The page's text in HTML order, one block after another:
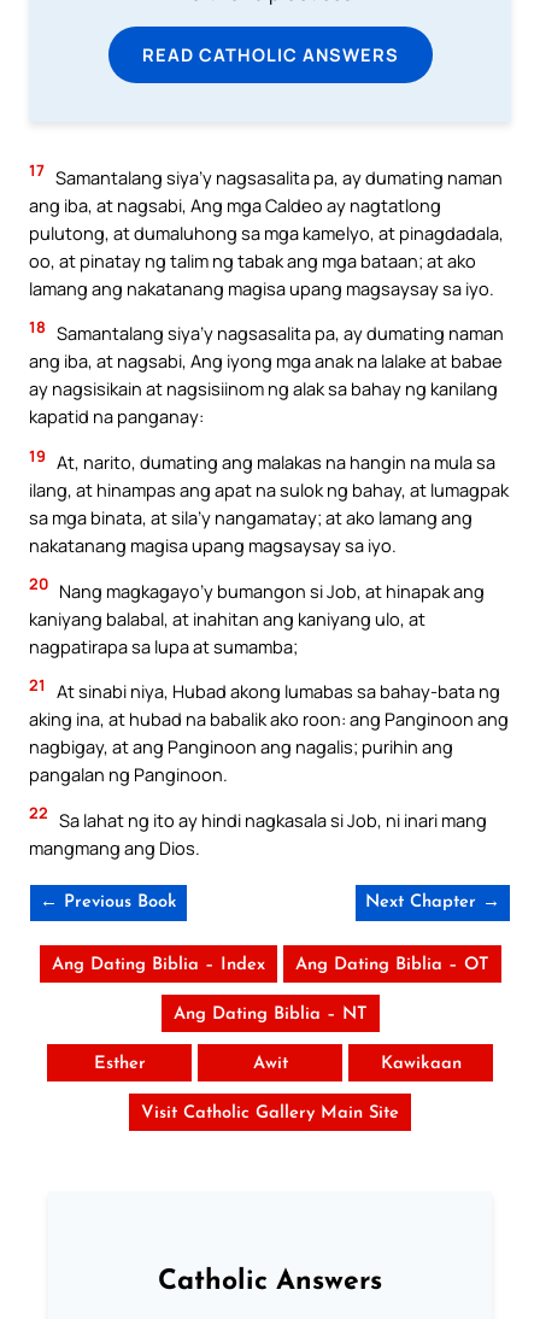
READ CATHOLIC ANSWERS
17 Samantalang siya’y nagsasalita pa, ay dumating naman
ang iba, at nagsabi, Ang mga Caldeo ay nagtatlong
pulutong, at dumaluhong sa mga kamelyo, at pinagdadala,
oo, at pinatay ng talim ng tabak ang mga bataan; at ako
lamang ang nakatanang magisa upang magsaysay sa iyo.
18 Samantalang siya’y nagsasalita pa, ay dumating naman
ang iba, at nagsabi, Ang iyong mga anak na lalake at babae
ay nagsisikain at nagsisiinom ng alak sa bahay ng kanilang
kapatid na panganay:
19 At, narito, dumating ang malakas na hangin na mula sa
ilang, at hinampas ang apat na sulok ng bahay, at lumagpak
sa mga binata, at sila’y nangamatay; at ako lamang ang
nakatanang magisa upang magsaysay sa iyo.
20 Nang magkagayo’y bumangon si Job, at hinapak ang
kaniyang balabal, at inahitan ang kaniyang ulo, at
nagpatirapa sa lupa at sumamba;
21
At sinabi niya, Hubad akong lumabas sa bahay-bata ng
aking ina, at hubad na babalik ako roon: ang Panginoon ang
nagbigay, at ang Panginoon ang nagalis; purihin ang
pangalan ng Panginoon.
22 Sa lahat ng ito ay hindi nagkasala si Job, ni inari mang
mangmang ang Dios.
← Previous Book Next Chapter →
Ang Dating Biblia – Index Ang Dating Biblia – OT
Ang Dating Biblia – NT
Esther Awit Kawikaan
Visit Catholic Gallery Main Site
Catholic Answers